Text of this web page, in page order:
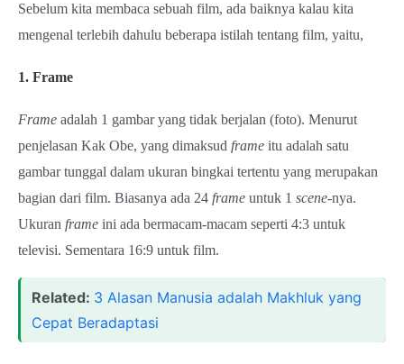
Sebelum kita membaca sebuah film, ada baiknya kalau kita
mengenal terlebih dahulu beberapa istilah tentang film, yaitu,
1. Frame
Frame adalah 1 gambar yang tidak berjalan (foto). Menurut
penjelasan Kak Obe, yang dimaksud frame itu adalah satu
gambar tunggal dalam ukuran bingkai tertentu yang merupakan
bagian dari film. Biasanya ada 24 frame untuk 1 scene-nya.
Ukuran frame ini ada bermacam-macam seperti 4:3 untuk
televisi. Sementara 16:9 untuk film.
Related: 3 Alasan Manusia adalah Makhluk yang
Cepat Beradaptasi